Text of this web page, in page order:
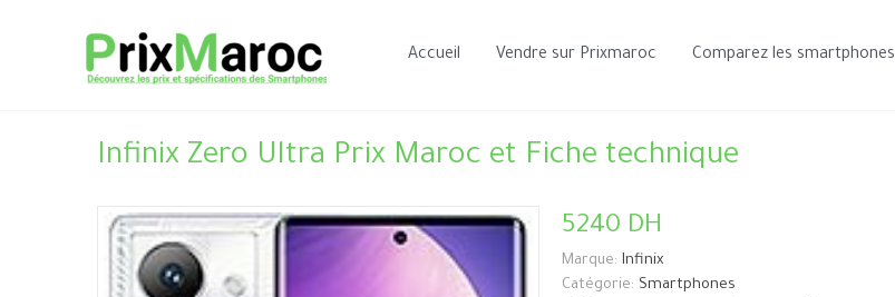
Accueil Vendre sur Prixmaroc Comparez les smartphones
Infinix Zero Ultra Prix Maroc et Fiche technique
5240 DH
Marque: Infinix
Catégorie: Smartphones